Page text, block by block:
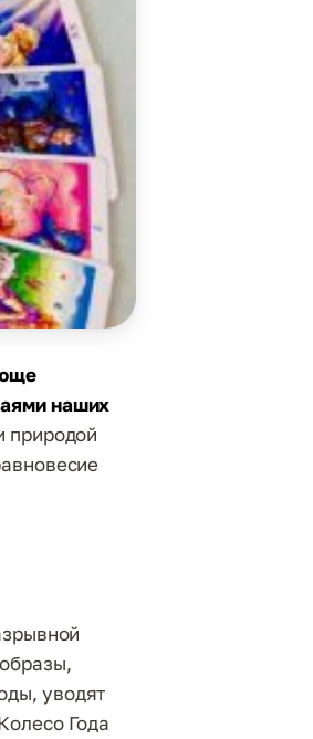
наших
природой
уводят
Года